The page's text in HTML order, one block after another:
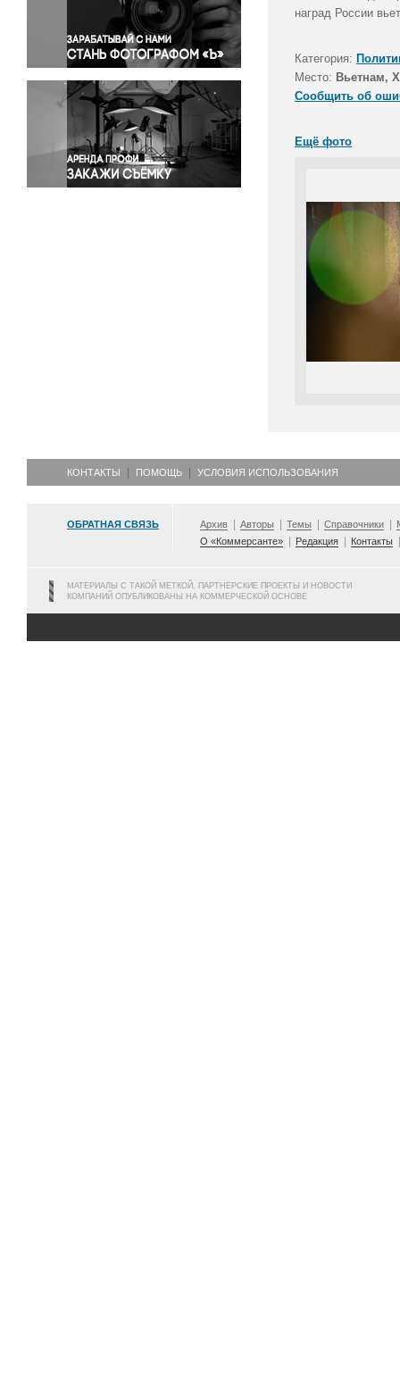
Правосудие
Происшествия и конфликты
Религия
Светская жизнь
Спорт
Экология
Экономика и бизнес
наград России
Категория:
Место: Вьетнам,
Сообщить об
Ещё фото
КОНТАКТЫ ПОМОЩЬ УСЛОВИЯ ИСПОЛЬЗОВАНИЯ
ОБРАТНАЯ СВЯЗЬ Архив Авторы Темы Справочники
О «Коммерсанте»
Редакция Контакты
МАТЕРИАЛЫ С ТАКОЙ МЕТКОЙ, ПАРТНЕРСКИЕ ПРОЕКТЫ И НОВОСТИ
КОМПАНИЙ ОПУБЛИКОВАНЫ НА КОММЕРЧЕСКОЙ ОСНОВЕ